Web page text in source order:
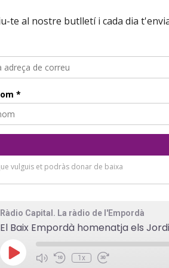
Ràdio Capital. La ràdio de l'Empordà
El Baix Empordà homenatja els
Play
1x